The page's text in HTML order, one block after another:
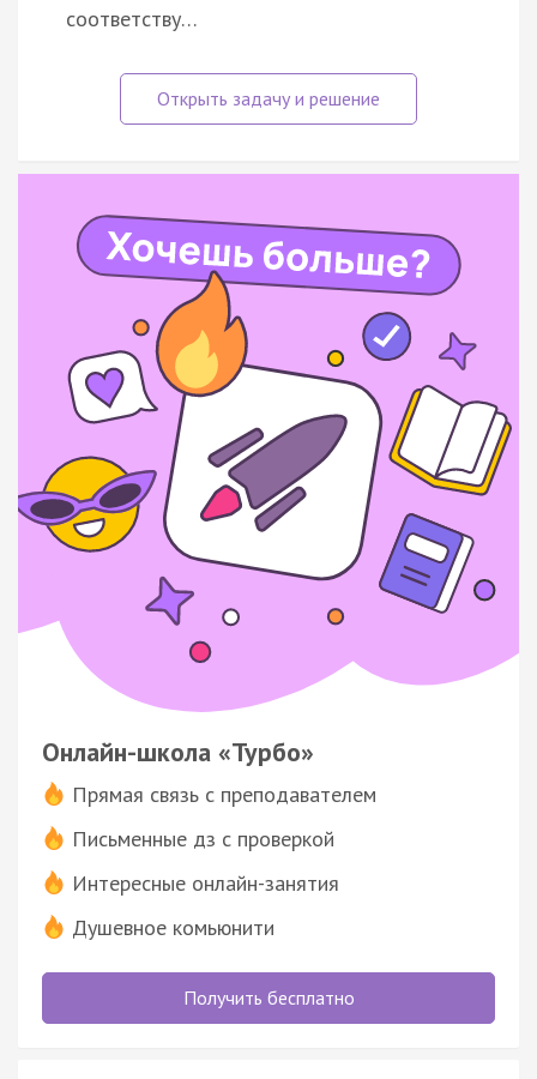
соответству…
Онлайн-школа «Турбо»
Прямая связь с преподавателем
Письменные дз с проверкой
Интересные онлайн-занятия
Душевное комьюнити
Получить бесплатно